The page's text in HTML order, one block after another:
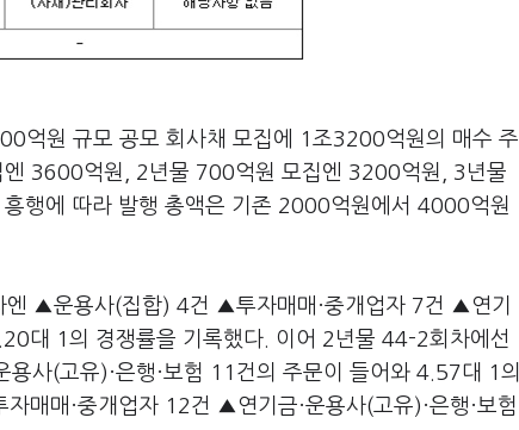
억원 규모 공모 회사채 모집에 1조3200억원의 매수 주
3600억원, 2년물 700억원 모집엔 3200억원, 3년물
행에 따라 발행 총액은 기존 2000억원에서 4000억원
▲운용사(집합) 4건 ▲투자매매·중개업자 7건 ▲연기
대 1의 경쟁률을 기록했다. 이어 2년물 44-2회차에선
사(고유)·은행·보험 11건의 주문이 들어와 4.57대 1의
매·중개업자 12건 ▲연기금·운용사(고유)·은행·보험